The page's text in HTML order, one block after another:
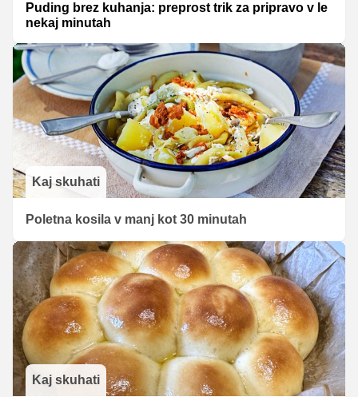
Puding brez kuhanja: preprost trik za pripravo v le
nekaj minutah
Kaj skuhati
Poletna kosila v manj kot 30 minutah
Kaj skuhati